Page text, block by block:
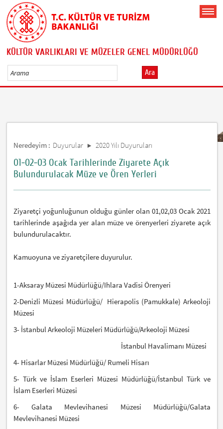
KÜLTÜR VARLIKLARI VE MÜZELER GENEL MÜDÜRLÜĞÜ
Ara
Neredeyim : Duyurular 2020 Yılı Duyuruları
01-02-03 Ocak Tarihlerinde Ziyarete Açık
Bulundurulacak Müze ve Ören Yerleri
Ziyaretçi yoğunluğunun olduğu günler olan 01,02,03 Ocak 2021
tarihlerinde aşağıda yer alan müze ve örenyerleri ziyarete açık
bulundurulacaktır.
Kamuoyuna ve ziyaretçilere duyurulur.
1-Aksaray Müzesi Müdürlüğü/Ihlara Vadisi Örenyeri
2-Denizli Müzesi Müdürlüğü/ Hierapolis (Pamukkale) Arkeoloji
Müzesi
3- İstanbul Arkeoloji Müzeleri Müdürlüğü/Arkeoloji Müzesi
İstanbul Havalimanı Müzesi
4- Hisarlar Müzesi Müdürlüğü/ Rumeli Hisarı
5- Türk ve İslam Eserleri Müzesi Müdürlüğü/İstanbul Türk ve
İslam Eserleri Müzesi
6- Galata Mevlevihanesi Müzesi Müdürlüğü/Galata
Mevlevihanesi Müzesi